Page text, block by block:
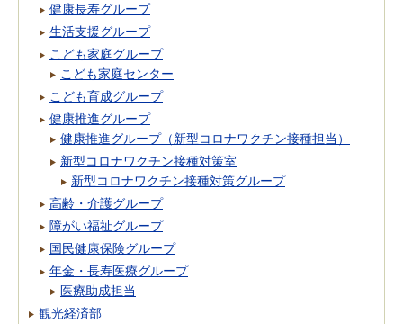
健康長寿グループ
生活支援グループ
こども家庭グループ
こども家庭センター
こども育成グループ
健康推進グループ
健康推進グループ（新型コロナワクチン接種担当）
新型コロナワクチン接種対策室
新型コロナワクチン接種対策グループ
高齢・介護グループ
障がい福祉グループ
国民健康保険グループ
年金・長寿医療グループ
医療助成担当
観光経済部